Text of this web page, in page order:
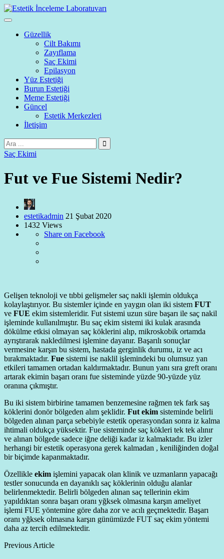
Güzellik
Cilt Bakımı
Zayıflama
Saç Ekimi
Epilasyon
Yüz Estetiği
Burun Estetiği
Meme Estetiği
Güncel
Estetik Merkezleri
İletişim
Saç Ekimi
Fut ve Fue Sistemi Nedir?
estetikadmin 21 Şubat 2020
1432 Views
Share on Facebook
Gelişen teknoloji ve tıbbi gelişmeler saç nakli işlemin oldukça
kolaylaştırıyor. Bu sistemler içinde en yaygın olan iki sistem FUT
ve FUE ekim sistemleridir. Fut sistemi uzun süre başarı ile saç nakil
işleminde kullanılmıştır. Bu saç ekim sistemi iki kulak arasında
dökülme etkisi olmayan saç köklerini alıp, mikroskobik ortamda
ayrıştırarak nakledilmesi işlemine dayanır. Başarılı sonuçlar
vermesine karşın bu sistem, hastada gerginlik durumu, iz ve acı
bırakmaktadır. Fue sistemi ise naklil işlemindeki bu olumsuz yan
etkileri tamamen ortadan kaldırmaktadır. Bunun yanı sıra greft oranı
artarak ekimin başarı oranı fue sisteminde yüzde 90-yüzde yüz
oranına çıkmıştır.
Bu iki sistem birbirine tamamen benzemesine rağmen tek fark saş
köklerini donör bölgeden alım şeklidir. Fut ekim sisteminde belirli
bölgeden alınan parça sebebiyle estetik operasyondan sonra iz kalma
ihtimali oldukça yüksektir. Fue sisteminde saç kökleri tek tek alınır
ve alınan bölgede sadece iğne deliği kadar iz kalmaktadır. Bu izler
herhangi bir estetik operasyona gerek kalmadan , keniliğinden doğal
bir biçimde kapanmaktadır.
Özellikle ekim işlemini yapacak olan klinik ve uzmanların yapacağı
testler sonucunda en dayanıklı saç köklerinin olduğu alanlar
belirlenmektedir. Belirli bölgeden alınan saç tellerinin ekim
yapıldıktan sonra başarı oranı yğksek olmasına karşın ameliyet
işlemi FUE yöntemine göre daha zor ve acılı geçmektedir. Başarı
oranı yğksek olmasına karşın günümüzde FUT saç ekim yöntemi
daha az tercih edilmektedir.
Previous Article